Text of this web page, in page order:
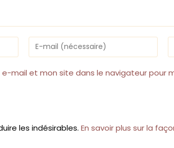
Enter
your
email
address
e-mail et mon site dans le navigateur pour
les indésirables.En savoir plus sur la